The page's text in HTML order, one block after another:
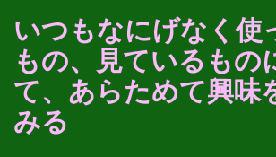
いつもなにげなく使
もの、見ているもの
て、あらためて興味
みる